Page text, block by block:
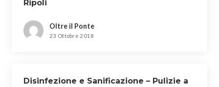
Ripoli
Oltre il Ponte
23 Ottobre 2018
Disinfezione e Sanificazione – Pulizie a